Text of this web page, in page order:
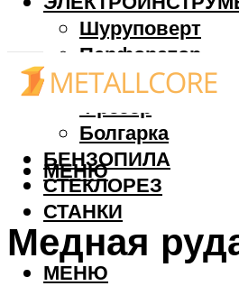
Шуруповерт
Перфоратор
Дрель
Фрезер
Болгарка
БЕНЗОПИЛА
СТЕКЛОРЕЗ
СТАНКИ
МЕНЮ
МЕНЮ
Медная